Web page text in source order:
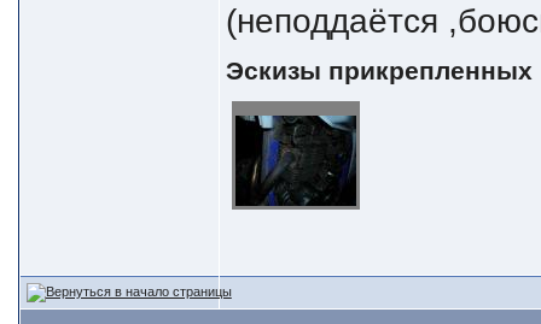
(неподдаётся
Эскизы прикрепленных